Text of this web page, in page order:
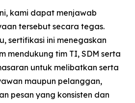
kami dapat menjawab
tersebut secara tegas.
sertifikasi ini menegaskan
mendukung tim TI, SDM serta
untuk melibatkan serta
maupun pelanggan,
pesan yang konsisten dan